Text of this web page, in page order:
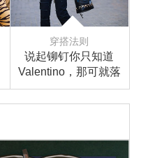
穿搭法则
说起铆钉你只知道
Valentino，那可就落
伍了！